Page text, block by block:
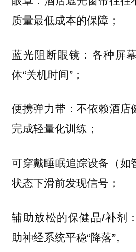
质量最低成本的保障；
蓝光阻断眼镜： 各种屏
体“关机时间”；
便携弹力带： 不依赖酒店
完成轻量化训练；
可穿戴睡眠追踪设备（如
状态下滑前发现信号；
辅助放松的保健品/补剂
助神经系统平稳“降落”。